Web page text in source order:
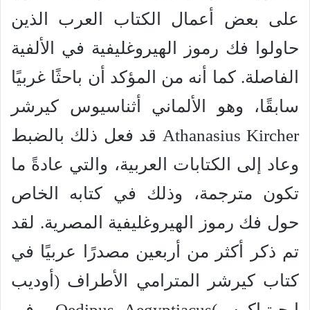
على بعض أعمال الكتاب العرب الذين
حاولوا فك رموز الهيروغليفية في الألفية
الفاصلة. كما أنه من المؤكد أن باحثًا غربيًا
سابقًا، وهو الألماني أثناسيوس كيرشر
Athanasius Kircher قد فعل ذلك بالضبط
وعاد إلى الكتابات العربية، والتي عادةً ما
تكون مترجمة، وذلك في كتابه الخاص
حول فك رموز الهيروغليفية المصرية. لقد
تم ذكر أكثر من أربعين مصدرًا عربيًا في
كتاب كيرشر المترامي الأطراف (أوديب